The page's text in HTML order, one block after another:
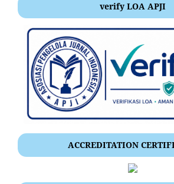
verify LOA APJI
ACCREDITATION